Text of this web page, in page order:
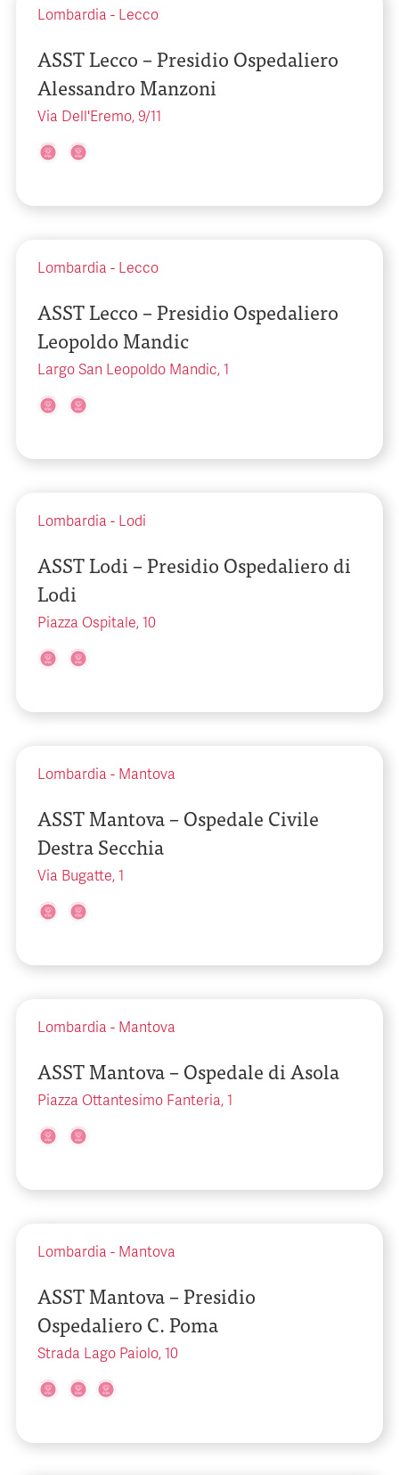
Lombardia - Lecco
ASST Lecco – Presidio Ospedaliero
Alessandro Manzoni
Via Dell'Eremo, 9/11
Lombardia - Lecco
ASST Lecco – Presidio Ospedaliero
Leopoldo Mandic
Largo San Leopoldo Mandic, 1
Lombardia - Lodi
ASST Lodi – Presidio Ospedaliero di
Lodi
Piazza Ospitale, 10
Lombardia - Mantova
ASST Mantova – Ospedale Civile
Destra Secchia
Via Bugatte, 1
Lombardia - Mantova
ASST Mantova – Ospedale di Asola
Piazza Ottantesimo Fanteria, 1
Lombardia - Mantova
ASST Mantova – Presidio
Ospedaliero C. Poma
Strada Lago Paiolo, 10